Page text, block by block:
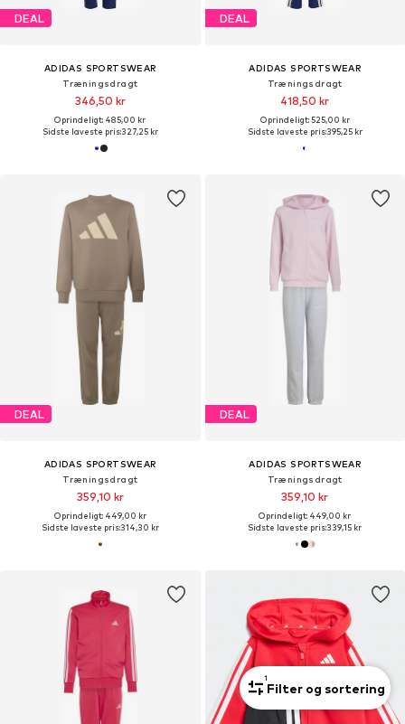
DEAL
ADIDAS SPORTSWEAR
Træningsdragt
346,50 kr
Oprindeligt: 485,00 kr
Sidste laveste pris:327,25 kr
DEAL
ADIDAS SPORTSWEAR
Træningsdragt
418,50 kr
Oprindeligt: 525,00 kr
Sidste laveste pris:395,25 kr
DEAL
ADIDAS SPORTSWEAR
Træningsdragt
359,10 kr
Oprindeligt: 449,00 kr
Sidste laveste pris:314,30 kr
DEAL
ADIDAS SPORTSWEAR
Træningsdragt
359,10 kr
Oprindeligt: 449,00 kr
Sidste laveste pris:339,15 kr
1
Filter og sortering